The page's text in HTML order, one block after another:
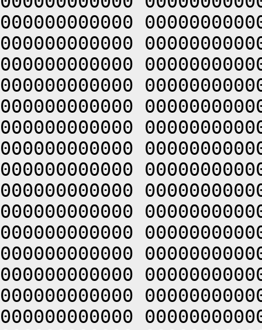
000000000000
000000000000
000000000000
000000000000
000000000000
000000000000
000000000000
000000000000
000000000000
000000000000
000000000000
000000000000
000000000000
000000000000
000000000000